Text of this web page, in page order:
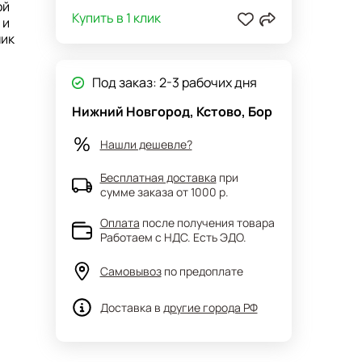
Купить в 1 клик
Под заказ: 2-3 рабочих дня
Нижний Новгород, Кстово, Бор
Нашли дешевле?
Бесплатная доставка при
сумме заказа от 1000 р.
Оплата после получения товара
Работаем с НДС. Есть ЭДО.
Самовывоз по предоплате
Доставка в другие города РФ